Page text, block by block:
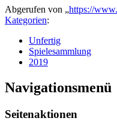
Abgerufen von „https://
Kategorien:
Unfertig
Spielesammlung
2019
Navigationsmenü
Seitenaktionen